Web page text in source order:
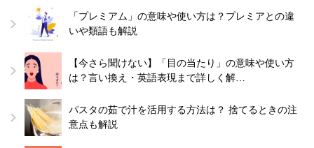
「プレミアム」の意味や使い方は？プレミアとの違
いや類語も解説
【今さら聞けない】「目の当たり」の意味や使い方
は？言い換え・英語表現まで詳しく解…
パスタの茹で汁を活用する方法は？ 捨てるときの注
意点も解説